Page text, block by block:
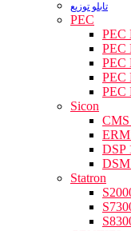
تابلو توزیع
PEC
PEC
PEC
PEC
PEC
PEC
Sicon
DSP
Statron